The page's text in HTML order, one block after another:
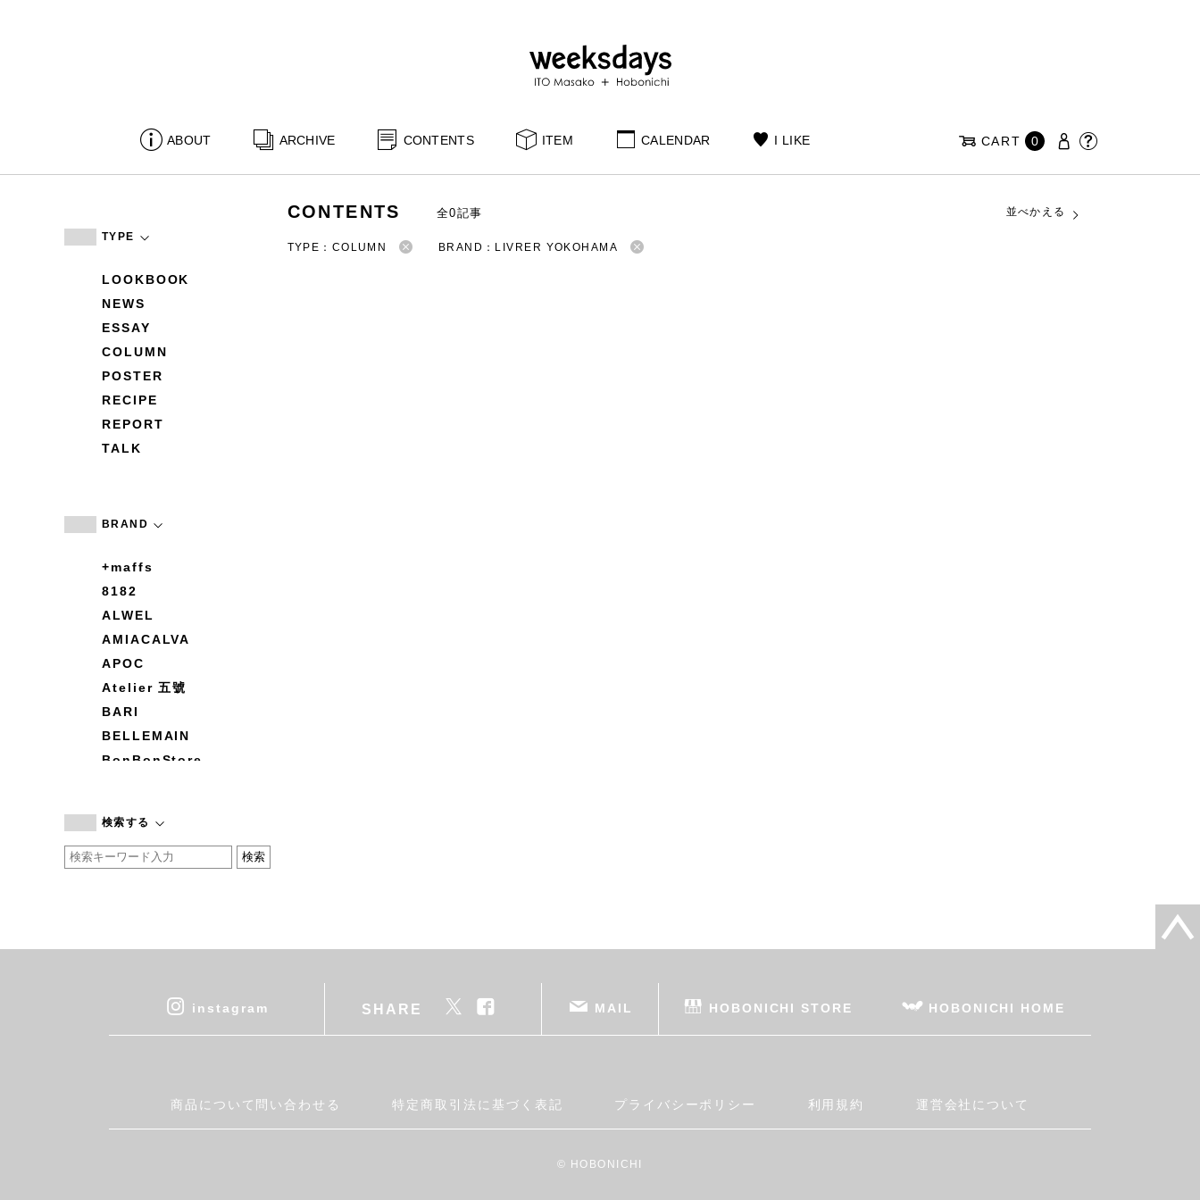
ABOUT ARCHIVE CONTENTS ITEM CALENDAR I LIKE CART 0
TYPE
LOOKBOOK
NEWS
ESSAY
COLUMN
POSTER
RECIPE
REPORT
TALK
BRAND
+maffs
8182
ALWEL
AMIACALVA
APOC
Atelier 五號
BARI
BELLEMAIN
BonBonStore
by basics
CATWORTH
cohan
DEAN & DELUCA
Fatima Morocco
検索する
CONTENTS 全0記事 並べかえる
TYPE：COLUMN BRAND：LIVRER YOKOHAMA
instagram SHARE MAIL HOBONICHI STORE HOBONICHI HOME
商品について問い合わせる 特定商取引法に基づく表記 プライバシーポリシー 利用規約 運営会社について
© HOBONICHI